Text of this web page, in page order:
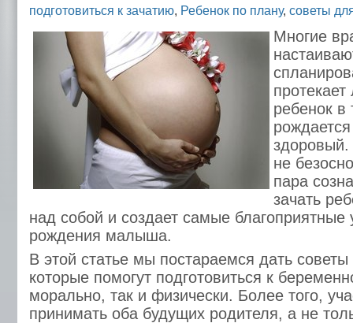
подготовиться к зачатию, Ребенок по плану, советы
Многие
ребенок в
здоровый.
не
пара
зачать
над собой и создает самые благоприятные
рождения малыша.
В этой статье мы постараемся дать
которые помогут подготовиться к
морально, так и физически. Более того,
принимать оба будущих родителя, а не